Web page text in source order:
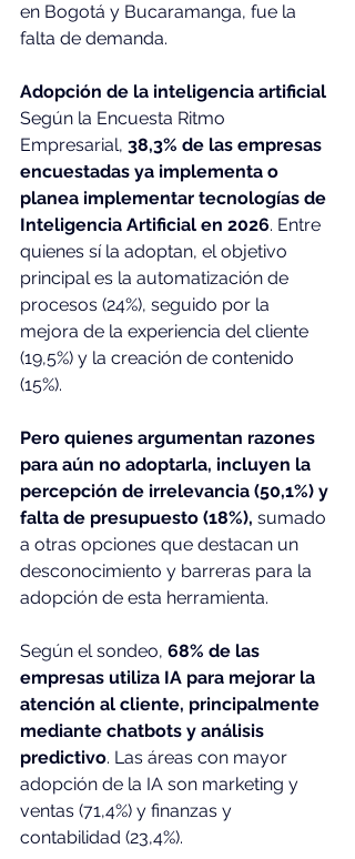
en Bogotá y Bucaramanga, fue la
falta de demanda.
Adopción de la inteligencia artificial
Según la Encuesta Ritmo
Empresarial, 38,3% de las empresas
encuestadas ya implementa o
planea implementar tecnologías de
Inteligencia Artificial en 2026. Entre
quienes sí la adoptan, el objetivo
principal es la automatización de
procesos (24%), seguido por la
mejora de la experiencia del cliente
(19,5%) y la creación de contenido
(15%).
Pero quienes argumentan razones
para aún no adoptarla, incluyen la
percepción de irrelevancia (50,1%) y
falta de presupuesto (18%), sumado
a otras opciones que destacan un
desconocimiento y barreras para la
adopción de esta herramienta.
Según el sondeo, 68% de las
empresas utiliza IA para mejorar la
atención al cliente, principalmente
mediante chatbots y análisis
predictivo. Las áreas con mayor
adopción de la IA son marketing y
ventas (71,4%) y finanzas y
contabilidad (23,4%).